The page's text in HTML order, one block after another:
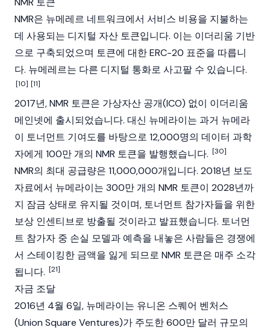
NMR은 뉴메레르 네트워크에서 서비스 비용을 지불하는
데 사용되는 디지털 자산 토큰입니다. 이는 이더리움 기반
으로 구축되었으며 토큰에 대한ERC-20 표준을 따릅니
다. 뉴메레르는 다른 디지털 통화로 사고팔 수 있습니다.
[10] [11]
2017년, NMR 토큰은 가상자산 공개(ICO) 없이 이더리움
메인넷에 출시되었습니다. 대신 뉴메라이는 과거 뉴메라
이 토너먼트 기여도를 바탕으로 12,000명의 데이터 과학
자에게 100만 개의 NMR 토큰을 발행했습니다. [30]
NMR의 최대 공급량은 11,000,000개입니다. 2018년 보도
자료에서 뉴메라이는 300만 개의 NMR 토큰이 2028년까
지 잠금 상태로 유지될 것이며, 토너먼트 참가자들을 위한
보상 인센티브로 방출될 것이라고 발표했습니다. 토너먼
트 참가자 중 손실 모델과 예측을 내놓은 사람들은 경쟁에
서 스테이킹한 금액을 잃게 되므로 NMR 토큰은 매주 소각
됩니다. [21]
자금 조달
2016년 4월 6일, 뉴메라이는 유니온 스퀘어 벤처스
(Union Square Ventures)가 주도한 600만 달러 규모의